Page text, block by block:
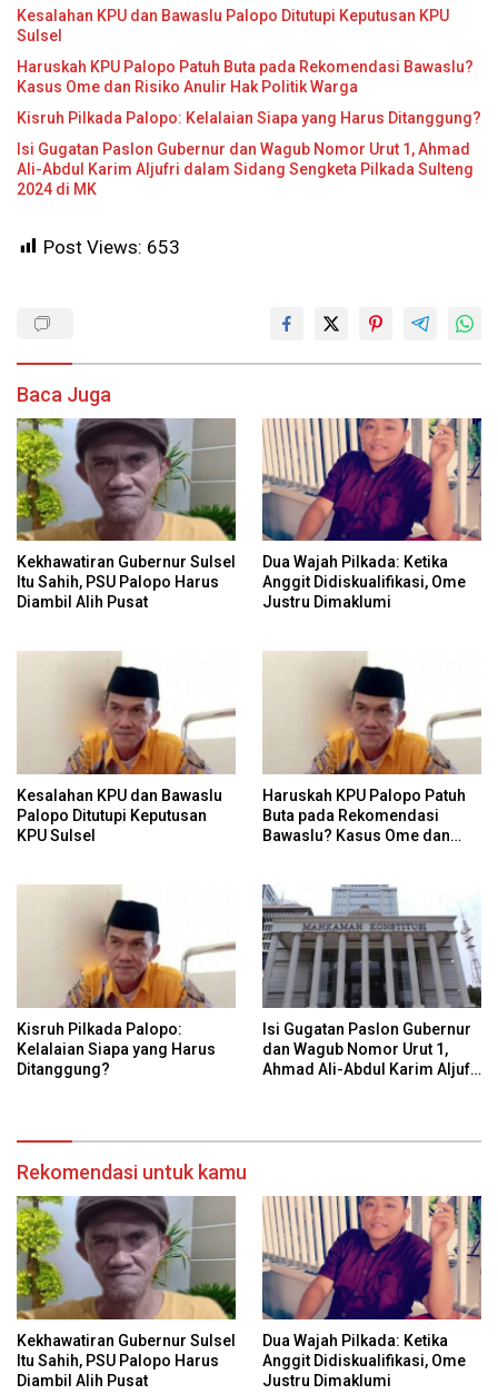
Kesalahan KPU dan Bawaslu Palopo Ditutupi Keputusan KPU
Sulsel
Haruskah KPU Palopo Patuh Buta pada Rekomendasi Bawaslu?
Kasus Ome dan Risiko Anulir Hak Politik Warga
Kisruh Pilkada Palopo: Kelalaian Siapa yang Harus Ditanggung?
Isi Gugatan Paslon Gubernur dan Wagub Nomor Urut 1, Ahmad
Ali-Abdul Karim Aljufri dalam Sidang Sengketa Pilkada Sulteng
2024 di MK
Post Views: 653
Baca Juga
Kekhawatiran Gubernur Sulsel
Itu Sahih, PSU Palopo Harus
Diambil Alih Pusat
Dua Wajah Pilkada: Ketika
Anggit Didiskualifikasi, Ome
Justru Dimaklumi
Kesalahan KPU dan Bawaslu
Palopo Ditutupi Keputusan
KPU Sulsel
Haruskah KPU Palopo Patuh
Buta pada Rekomendasi
Bawaslu? Kasus Ome dan
Kisruh Pilkada Palopo:
Kelalaian Siapa yang Harus
Ditanggung?
Isi Gugatan Paslon Gubernur
dan Wagub Nomor Urut 1,
Ahmad Ali-Abdul Karim Aljufri
Rekomendasi untuk kamu
Kekhawatiran Gubernur Sulsel
Itu Sahih, PSU Palopo Harus
Diambil Alih Pusat
Dua Wajah Pilkada: Ketika
Anggit Didiskualifikasi, Ome
Justru Dimaklumi